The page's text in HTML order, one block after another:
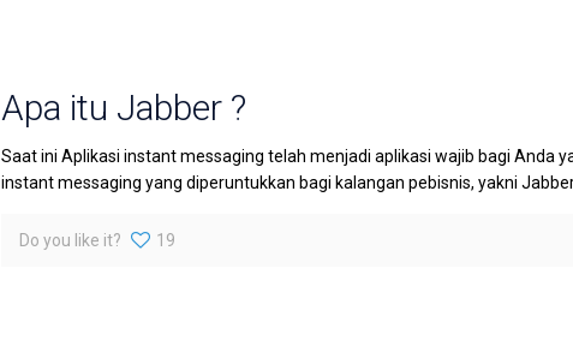
Apa itu Jabber ?
Saat ini Aplikasi instant messaging telah menjadi aplikasi wajib bagi Anda
instant messaging yang diperuntukkan bagi kalangan pebisnis, yakni
Do you like it? 19